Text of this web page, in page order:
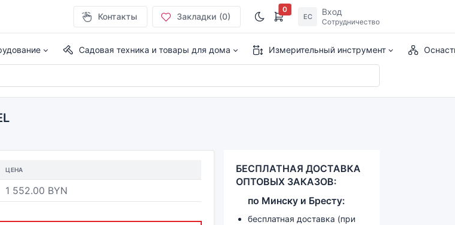
Контакты Закладки (0)
0
ЕС Вход
Сотрудничество
Садовая техника и товары для дома Измерительный инструмент
ЦЕНА
1 552.00 BYN
БЕСПЛАТНАЯ ДОСТАВКА
ОПТОВЫХ ЗАКАЗОВ:
по Минску и Бресту:
бесплатная доставка (при